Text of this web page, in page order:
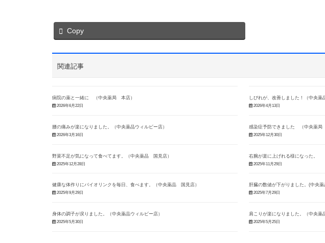
Copy
関連記事
病院の薬と一緒に （中央薬局 本店）
2026年6月22日
しびれが、改善しました！（中央薬
2026年4月13日
腰の痛みが楽になりました。（中央薬品ウィルビー店）
2026年3月16日
感染症予防できました （中央薬局
2025年12月30日
野菜不足が気になって食べてます。（中央薬品 国見店）
2025年12月28日
右腕が楽に上げれる様になった。
2025年11月29日
健康な体作りにバイオリンクを毎日、食べます。（中央薬品 国見店）
2025年9月29日
肝臓の数値が下がりました。(中央
2025年7月29日
身体の調子が戻りました。（中央薬品ウィルビー店）
2025年5月30日
肩こりが楽になりました。（中央薬
2025年5月25日